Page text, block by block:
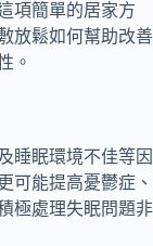
項簡單的居家方
放鬆如何幫助改善
。
睡眠環境不佳等因
可能提高憂鬱症、
極處理失眠問題非